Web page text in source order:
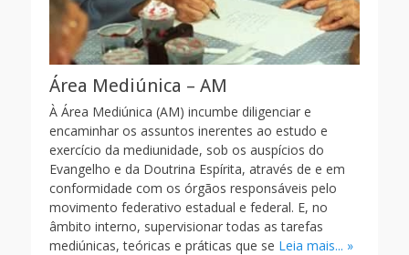
Área Mediúnica – AM
À Área Mediúnica (AM) incumbe diligenciar e
encaminhar os assuntos inerentes ao estudo e
exercício da mediunidade, sob os auspícios do
Evangelho e da Doutrina Espírita, através de e em
conformidade com os órgãos responsáveis pelo
movimento federativo estadual e federal. E, no
âmbito interno, supervisionar todas as tarefas
mediúnicas, teóricas e práticas que se Leia mais... »